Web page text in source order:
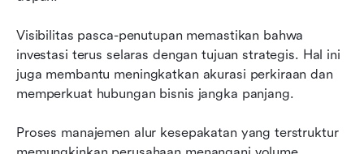
Visibilitas pasca-penutupan memastikan bahwa
investasi terus selaras dengan tujuan strategis. Hal ini
juga membantu meningkatkan akurasi perkiraan dan
memperkuat hubungan bisnis jangka panjang.
Proses manajemen alur kesepakatan yang terstruktur